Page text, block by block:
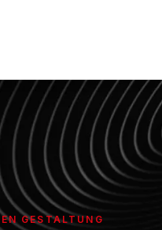
GESTALTUNG